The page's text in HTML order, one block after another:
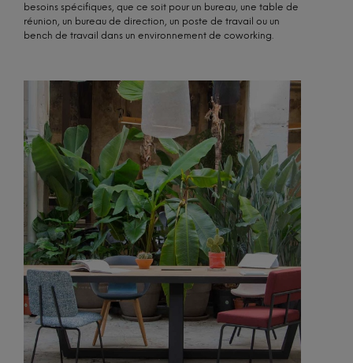
besoins spécifiques, que ce soit pour un bureau, une table de
réunion, un bureau de direction, un poste de travail ou un
bench de travail dans un environnement de coworking.